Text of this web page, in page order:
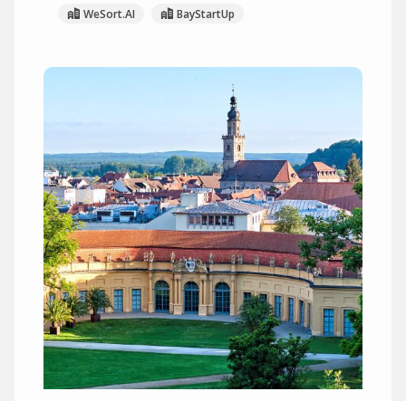
WeSort.AI BayStartUp